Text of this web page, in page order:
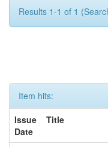
Results 1-1 of 1
Item hits:
Issue
Date
Title